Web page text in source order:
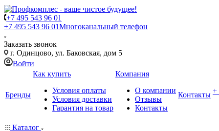
+7 495 543 96 01
+7 495 543 96 01Многоканальный телефон
Заказать звонок
г. Одинцово, ул. Баковская, дом 5
Войти
Бренды
Как купить
Условия оплаты
Условия доставки
Гарантия на товар
Компания
О компании
Отзывы
Контакты
Контакты
Каталог